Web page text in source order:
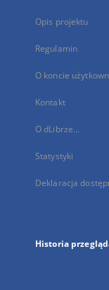
Opis projektu
Regulamin
O koncie
Kontakt
O dLibrze...
Statystyki
Deklaracja
Historia